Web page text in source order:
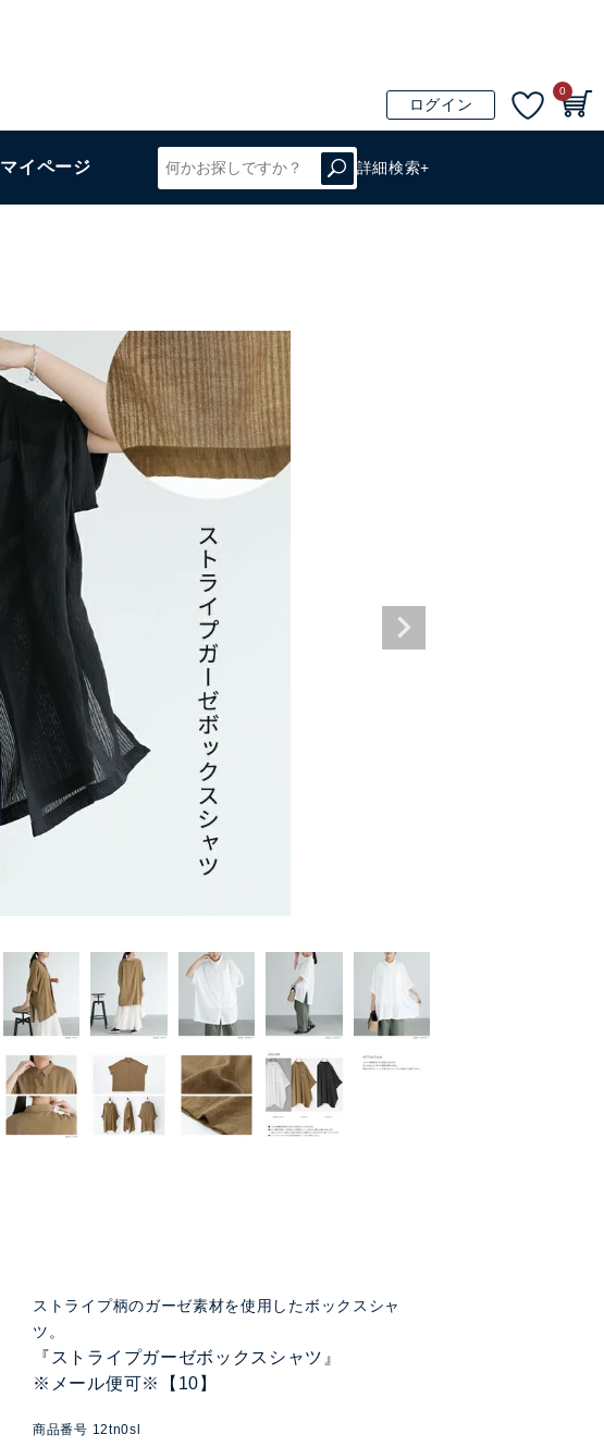
ログイン
0
マイページ 詳細検索+
ストライプ柄のガーゼ素材を使用したボックスシャ
ツ。
『ストライプガーゼボックスシャツ』
※メール便可※【10】
商品番号 12tn0sl